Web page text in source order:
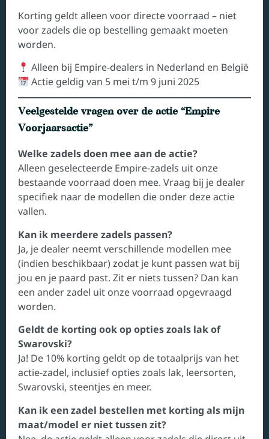
Korting geldt alleen voor directe voorraad – niet
voor zadels die op bestelling gemaakt moeten
worden.
Alleen bij Empire-dealers in Nederland en België
Actie geldig van 5 mei t/m 9 juni 2025
Veelgestelde vragen over de actie “Empire
Voorjaarsactie”
Welke zadels doen mee aan de actie?
Alleen geselecteerde Empire-zadels uit onze
bestaande voorraad doen mee. Vraag bij je dealer
specifiek naar de modellen die onder deze actie
vallen.
Kan ik meerdere zadels passen?
Ja, je dealer neemt verschillende modellen mee
(indien beschikbaar) zodat je kunt passen wat bij
jou en je paard past. Zit er niets tussen? Dan kan
een ander zadel uit onze voorraad opgevraagd
worden.
Geldt de korting ook op opties zoals lak of
Swarovski?
Ja! De 10% korting geldt op de totaalprijs van het
actie-zadel, inclusief opties zoals lak, leersorten,
Swarovski, steentjes en meer.
Kan ik een zadel bestellen met korting als mijn
maat/model er niet tussen zit?